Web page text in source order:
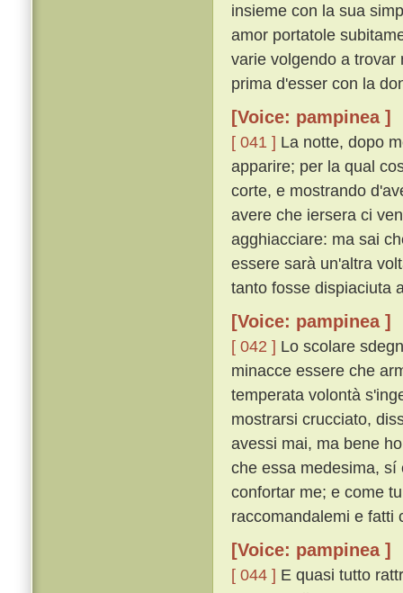
insieme con la sua
amor portatole
varie volgendo a trovar
prima d'esser con la
[Voice: pampinea ]
[ 041 ] La notte, dopo
apparire; per la qual
corte, e mostrando
avere che iersera ci
agghiacciare: ma sai
essere sarà un'altra
tanto fosse dispiaciuta
[Voice: pampinea ]
[ 042 ] Lo scolare
minacce essere che
temperata volontà
mostrarsi crucciato,
avessi mai, ma bene
che essa medesima,
confortar me; e come
raccomandalemi e fatti
[Voice: pampinea ]
[ 044 ] E quasi tutto